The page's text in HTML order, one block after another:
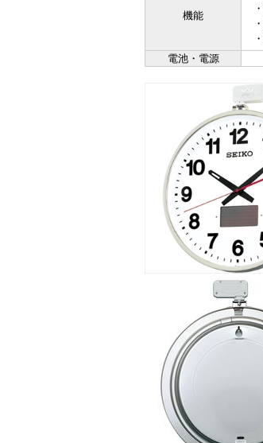
機能
電池・電源